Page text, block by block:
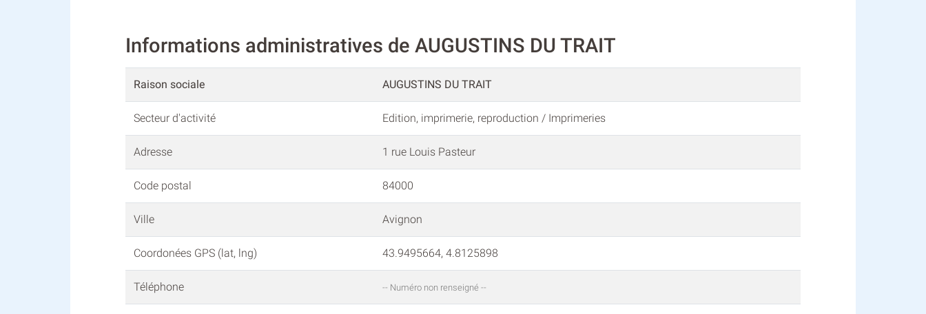
Informations administratives de AUGUSTINS DU TRAIT
Raison sociale AUGUSTINS DU TRAIT
Secteur d'activité Edition, imprimerie, reproduction / Imprimeries
Adresse 1 rue Louis Pasteur
Code postal 84000
Ville Avignon
Coordonées GPS (lat, lng) 43.9495664, 4.8125898
Téléphone -- Numéro non renseigné --